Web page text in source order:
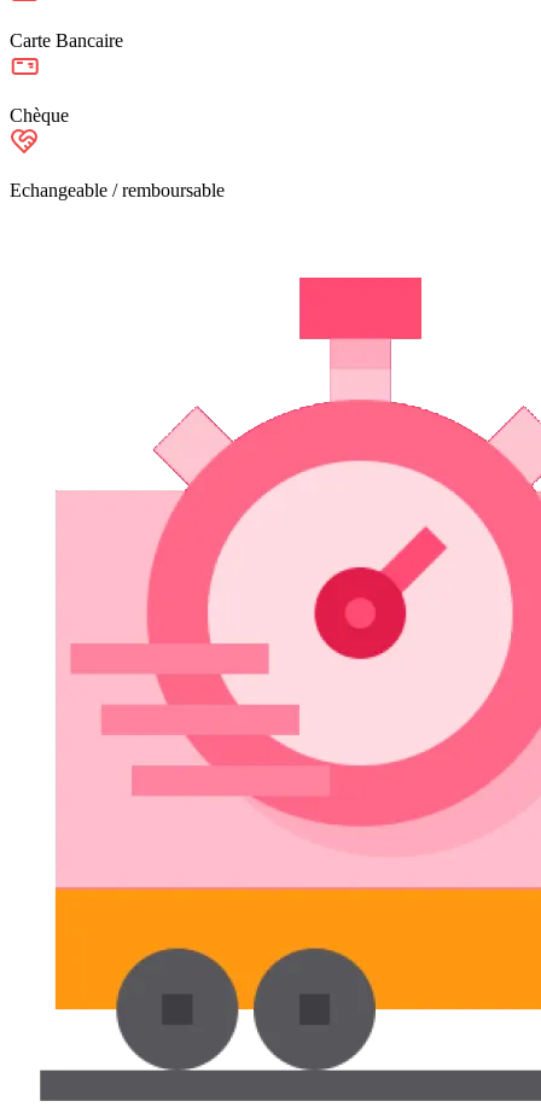
Carte Bancaire
Chèque
Echangeable / remboursable